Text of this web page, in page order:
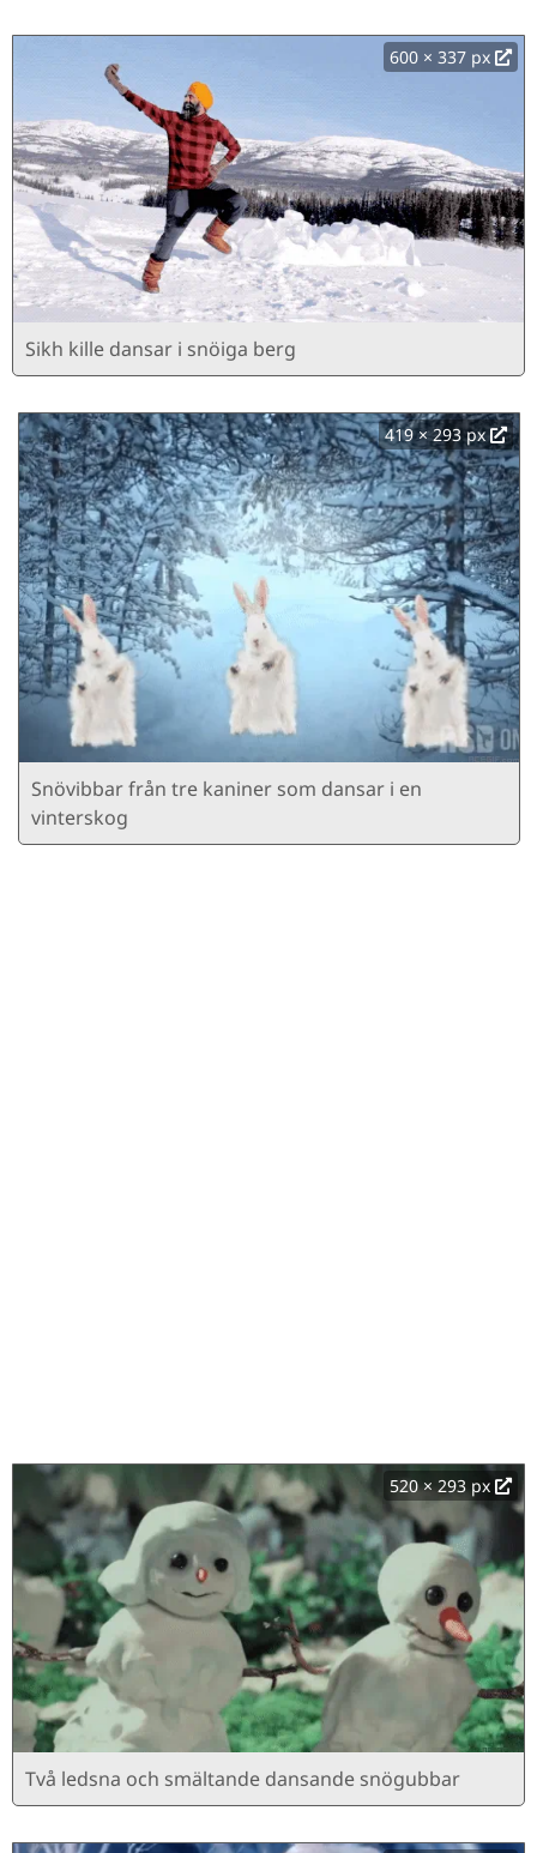
600 × 337 px
Sikh kille dansar i snöiga berg
419 × 293 px
Snövibbar från tre kaniner som dansar i en
vinterskog
520 × 293 px
Två ledsna och smältande dansande snögubbar